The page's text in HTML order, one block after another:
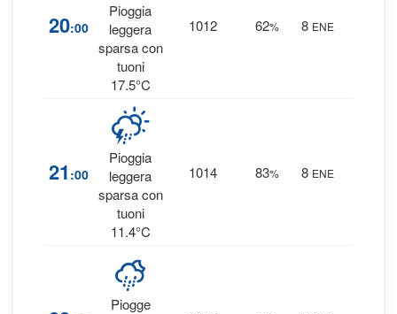
20:00
Pioggia
leggera
sparsa con
tuoni
17.5°C
1012 62% 8 ENE
21 :00
Pioggia
leggera
sparsa con
tuoni
11.4°C
1014 83% 8 ENE
Piogge